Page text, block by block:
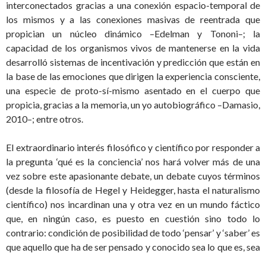
interconectados gracias a una conexión espacio-temporal de
los mismos y a las conexiones masivas de reentrada que
propician un núcleo dinámico –Edelman y Tononi–; la
capacidad de los organismos vivos de mantenerse en la vida
desarrolló sistemas de incentivación y predicción que están en
la base de las emociones que dirigen la experiencia consciente,
una especie de proto-sí-mismo asentado en el cuerpo que
propicia, gracias a la memoria, un yo autobiográfico –Damasio,
2010–; entre otros.
El extraordinario interés filosófico y científico por responder a
la pregunta ‘qué es la conciencia’ nos hará volver más de una
vez sobre este apasionante debate, un debate cuyos términos
(desde la filosofía de Hegel y Heidegger, hasta el naturalismo
científico) nos incardinan una y otra vez en un mundo fáctico
que, en ningún caso, es puesto en cuestión sino todo lo
contrario: condición de posibilidad de todo ‘pensar’ y ‘saber’ es
que aquello que ha de ser pensado y conocido sea lo que es, sea